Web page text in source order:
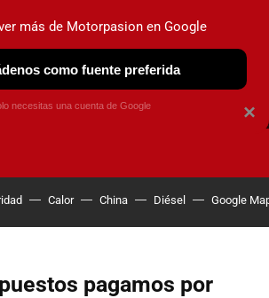
DE ACEITE AIRE ACONDICIONADO
Calor China Diésel Google
pagamos por
×
más de Motorpasion en Google
como fuente preferida
necesitas una cuenta de Google